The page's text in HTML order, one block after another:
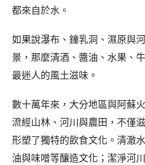
都來自於水。
如果說瀑布、鐘乳洞、濕原與
景，那麼清酒、醬油、水果、
最迷人的風土滋味。
數十萬年來，大分地區與阿蘇
流經山林、河川與農田，不僅
形塑了獨特的飲食文化。清澈
油與味噌等釀造文化；潔淨河